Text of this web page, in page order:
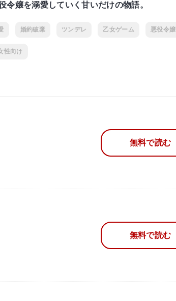
令嬢を溺愛していく甘いだけの物語。
婚約破棄 ツンデレ 乙女ゲーム 悪役令嬢
性向け
無料で読む
無料で読む